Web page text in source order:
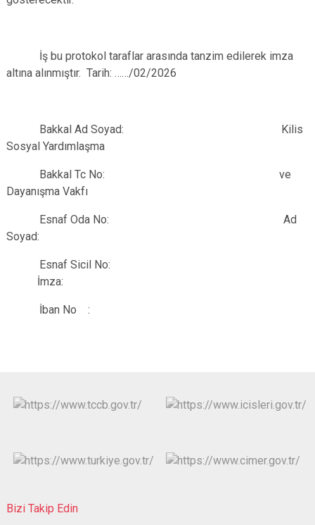
İş bu protokol taraflar arasında tanzim edilerek imza
altına alınmıştır. Tarih: ……/02/2026
Bakkal Ad Soyad: Kilis
Sosyal Yardımlaşma
Bakkal Tc No: ve
Dayanışma Vakfı
Esnaf Oda No: Ad
Soyad:
Esnaf Sicil No:
İmza:
İban No :
Bizi Takip Edin